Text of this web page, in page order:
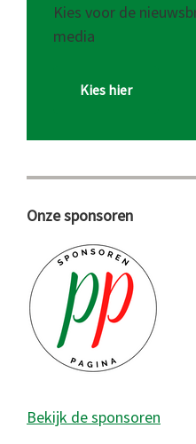
Kies voor de
media
Kies hier
Onze sponsoren
Bekijk de sponsoren